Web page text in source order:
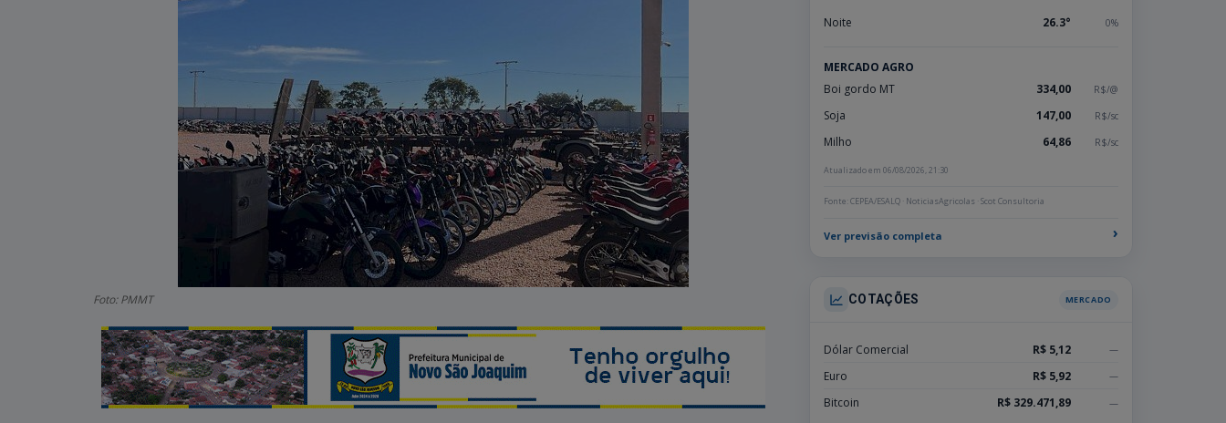
Foto: PMMT
Noite 26.3° 0%
MERCADO AGRO
Boi gordo MT
334,00 R$/@
Soja 147,00 R$/sc
Milho 64,86 R$/sc
Atualizado em 06/08/2026, 21:30
Fonte: CEPEA/ESALQ · NoticiasAgricolas · Scot Consultoria
Ver previsão completa ›
COTAÇÕES MERCADO
Dólar Comercial R$ 5,12 —
Euro R$ 5,92 —
Bitcoin R$ 329.471,89 —